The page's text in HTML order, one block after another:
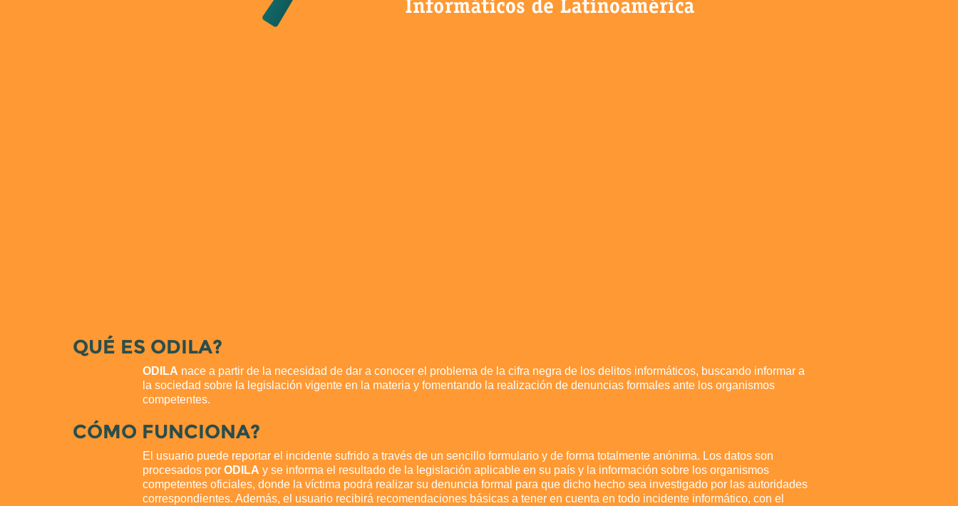
QUÉ ES ODILA?
ODILA nace a partir de la necesidad de dar a conocer el problema de la cifra negra de los delitos informáticos, buscando informar a
la sociedad sobre la legislación vigente en la materia y fomentando la realización de denuncias formales ante los organismos
competentes.
CÓMO FUNCIONA?
El usuario puede reportar el incidente sufrido a través de un sencillo formulario y de forma totalmente anónima. Los datos son
procesados por ODILA y se informa el resultado de la legislación aplicable en su país y la información sobre los organismos
competentes oficiales, donde la víctima podrá realizar su denuncia formal para que dicho hecho sea investigado por las autoridades
correspondientes. Además, el usuario recibirá recomendaciones básicas a tener en cuenta en todo incidente informático, con el